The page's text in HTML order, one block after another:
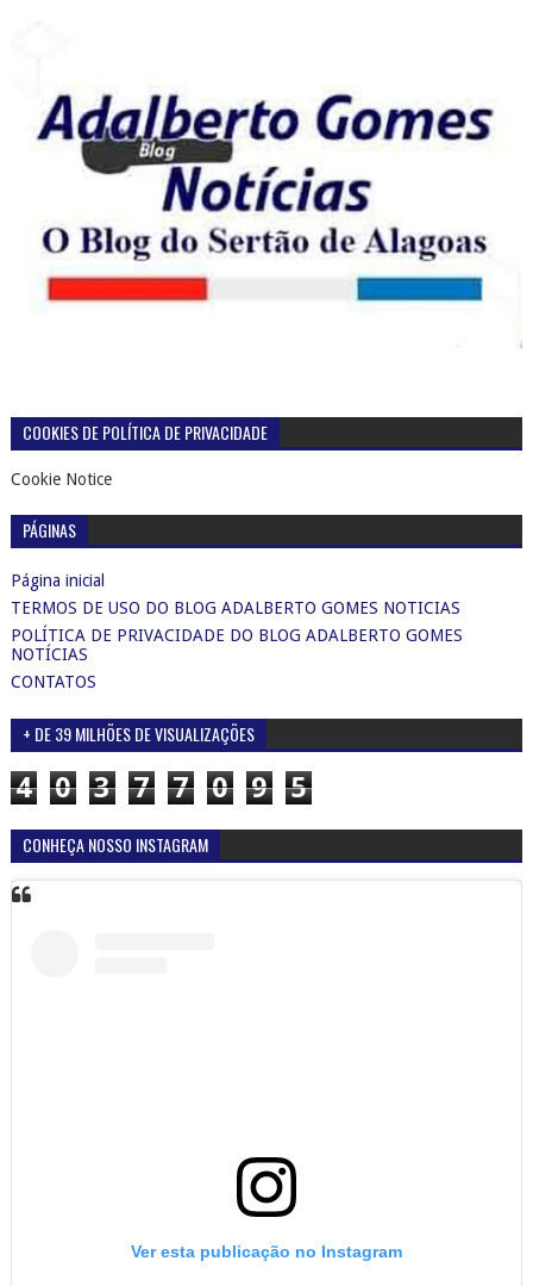
COOKIES DE POLÍTICA DE PRIVACIDADE
Cookie Notice
PÁGINAS
Página inicial
TERMOS DE USO DO BLOG ADALBERTO GOMES NOTICIAS
POLÍTICA DE PRIVACIDADE DO BLOG ADALBERTO GOMES
NOTÍCIAS
CONTATOS
+ DE 39 MILHÕES DE VISUALIZAÇÕES
4 0 3 7 7 0 9 5
CONHEÇA NOSSO INSTAGRAM
Ver esta publicação no Instagram